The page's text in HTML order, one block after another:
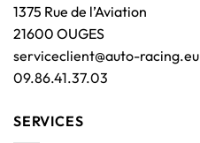
1375 Rue de l’Aviation
21600 OUGES
serviceclient@auto-racing.eu
09.86.41.37.03
SERVICES